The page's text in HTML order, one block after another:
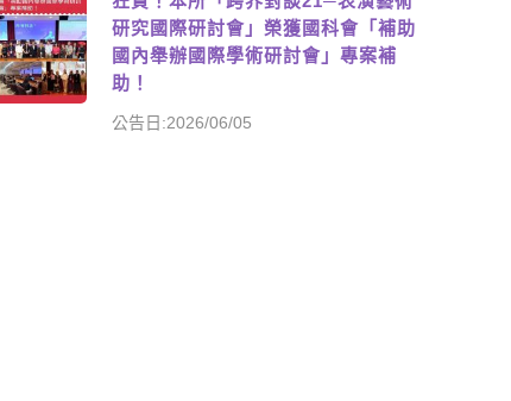
研究國際研討會」榮獲國科會「補助
國內舉辦國際學術研討會」專案補
助！
公告日:2026/06/05